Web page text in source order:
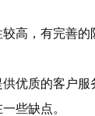
高，有完善
优质的客户
些缺点。